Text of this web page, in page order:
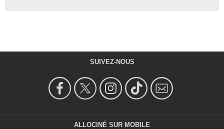
SUIVEZ-NOUS
ALLOCINÉ SUR MOBILE